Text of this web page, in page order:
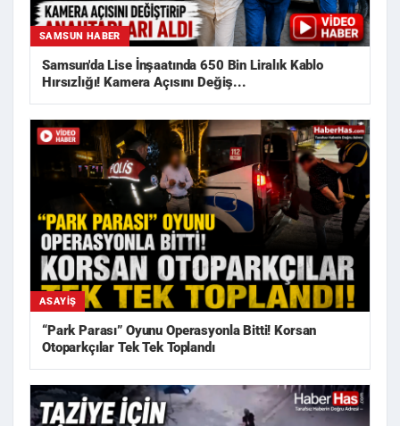
SAMSUN HABER
Samsun'da Lise İnşaatında 650 Bin Liralık Kablo
Hırsızlığı! Kamera Açısını Değiş...
ASAYIŞ
“Park Parası” Oyunu Operasyonla Bitti! Korsan
Otoparkçılar Tek Tek Toplandı